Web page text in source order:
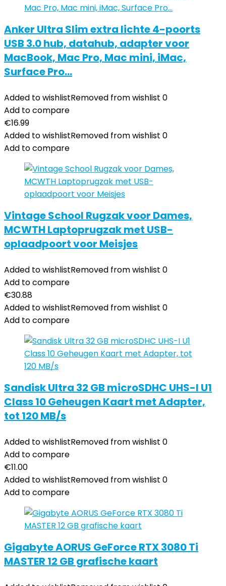
Anker Ultra Slim extra lichte 4-poorts
USB 3.0 hub, datahub, adapter voor
MacBook, Mac Pro, Mac mini, iMac,
Surface Pro…
Added to wishlistRemoved from wishlist 0
Add to compare
€16.99
Added to wishlistRemoved from wishlist 0
Add to compare
Vintage School Rugzak voor Dames,
MCWTH Laptoprugzak met USB-
oplaadpoort voor Meisjes
Added to wishlistRemoved from wishlist 0
Add to compare
€30.88
Added to wishlistRemoved from wishlist 0
Add to compare
Sandisk Ultra 32 GB microSDHC UHS-I U1
Class 10 Geheugen Kaart met Adapter,
tot 120 MB/s
Added to wishlistRemoved from wishlist 0
Add to compare
€11.00
Added to wishlistRemoved from wishlist 0
Add to compare
Gigabyte AORUS GeForce RTX 3080 Ti
MASTER 12 GB grafische kaart